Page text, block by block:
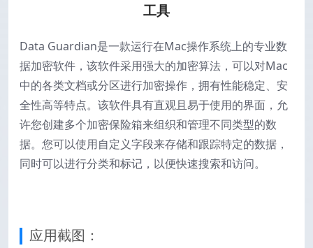
工具
Data Guardian是一款运行在Mac操作系统上的专业数
据加密软件，该软件采用强大的加密算法，可以对Mac
中的各类文档或分区进行加密操作，拥有性能稳定、安
全性高等特点。该软件具有直观且易于使用的界面，允
许您创建多个加密保险箱来组织和管理不同类型的数
据。您可以使用自定义字段来存储和跟踪特定的数据，
同时可以进行分类和标记，以便快速搜索和访问。
应用截图：